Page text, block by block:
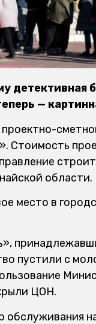
детективная
—
проектно-
Стоимость
области.
место в
пустили с
ЦОН.